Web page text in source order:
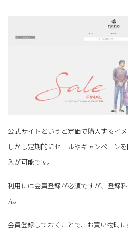
公式サイトというと定価で購入するイメ
しかし定期的にセールやキャンペーン
入が可能です。
利用には会員登録が必須ですが、登録
ん。
会員登録しておくことで、お買い物時